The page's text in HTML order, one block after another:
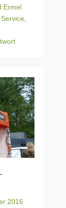
Ermel
Service
2016